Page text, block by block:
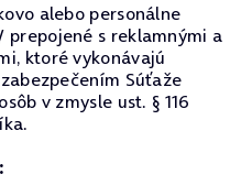
alebo personálne
s reklamnými a
ktoré vykonávajú
Súťaže
v zmysle ust. § 116